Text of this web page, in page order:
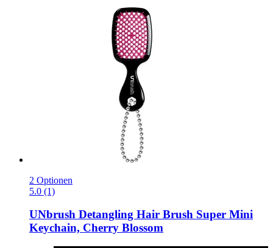
2 Optionen
5.0 (1)
UNbrush Detangling Hair Brush Super Mini
Keychain, Cherry Blossom